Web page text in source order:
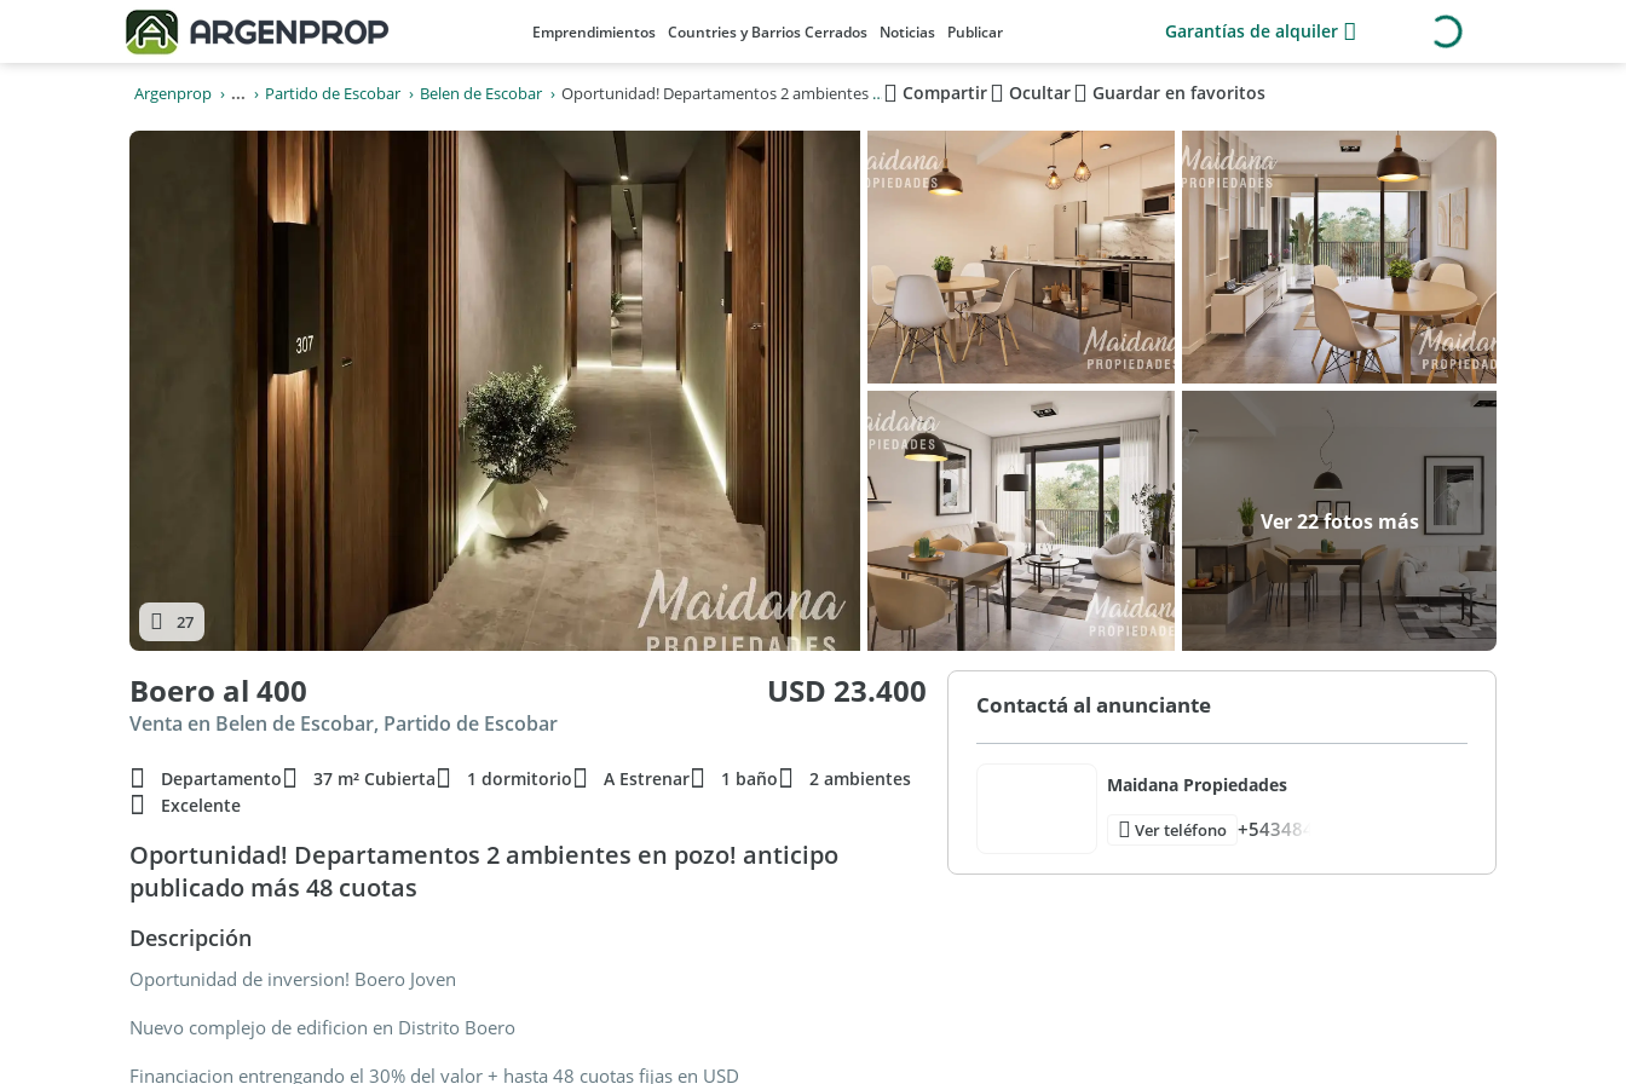
Emprendimientos Countries y Barrios Cerrados Noticias Publicar Garantías de alquiler
Argenprop ... Partido de Escobar Belen de Escobar Oportunidad! Departamentos 2 ambientes en pozo! anticipo publicado más 48 cuotas Compartir Ocultar Guardar en favoritos
Ver 22 fotos más
27
Boero al 400 USD 23.400
Venta en Belen de Escobar, Partido de Escobar
Departamento 37 m² Cubierta 1 dormitorio A Estrenar 1 baño
2 ambientes
Excelente
Oportunidad! Departamentos 2 ambientes en pozo! anticipo
publicado más 48 cuotas
Descripción
Oportunidad de inversion! Boero Joven
Nuevo complejo de edificion en Distrito Boero
Financiacion entrengando el 30% del valor + hasta 48 cuotas fijas en USD
Contactá al anunciante
Maidana Propiedades
Ver teléfono +543484